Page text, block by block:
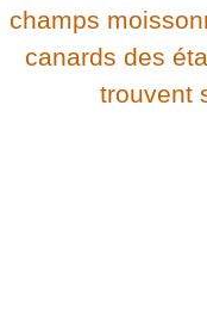
champs
canards des
trouvent